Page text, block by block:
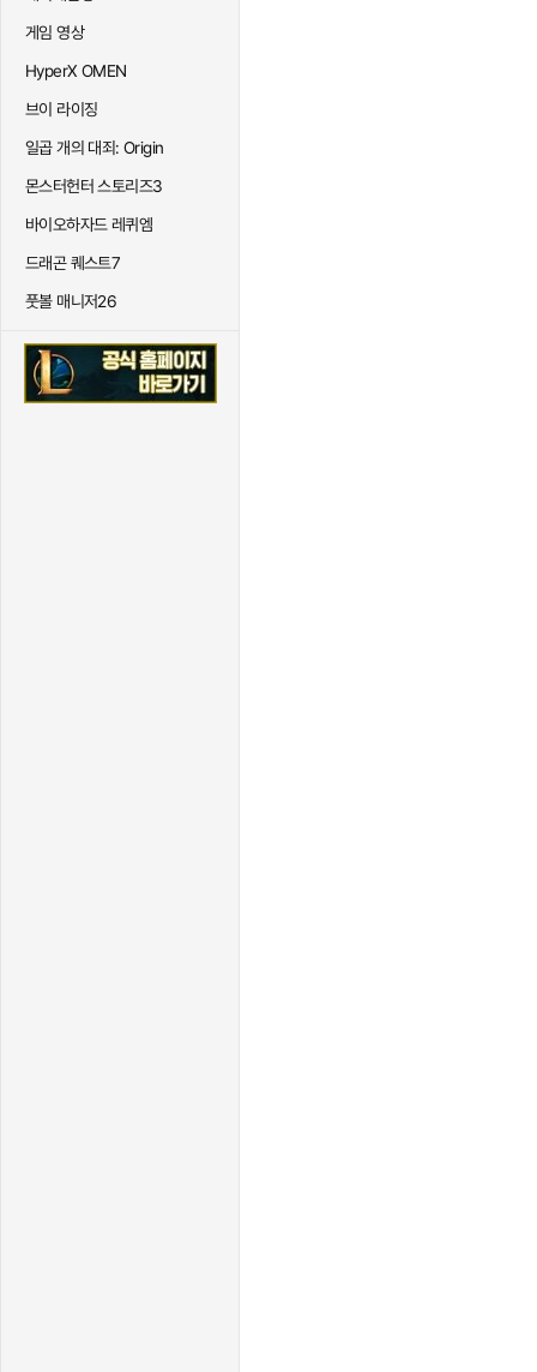
게임 영상
HyperX OMEN
브이 라이징
일곱 개의 대죄: Origin
몬스터헌터 스토리즈3
바이오하자드 레퀴엠
드래곤 퀘스트7
풋볼 매니저26